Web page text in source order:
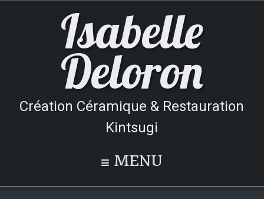
Isabelle
Deloron
Création Céramique & Restauration
Kintsugi
MENU